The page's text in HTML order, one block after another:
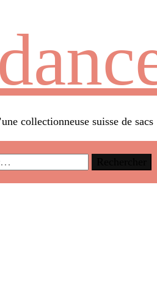
collectionneuse suisse de sacs